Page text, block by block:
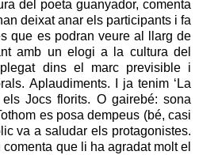
del poeta guanyador, comenta
deixat anar els participants i fa
que es podran veure al llarg de
amb un elogi a la cultura del
dins el marc previsible i
Aplaudiments. I ja tenim ‘La
els Jocs florits. O gairebé: sona
es posa dempeus (bé, casi
va a saludar els protagonistes.
que li ha agradat molt el